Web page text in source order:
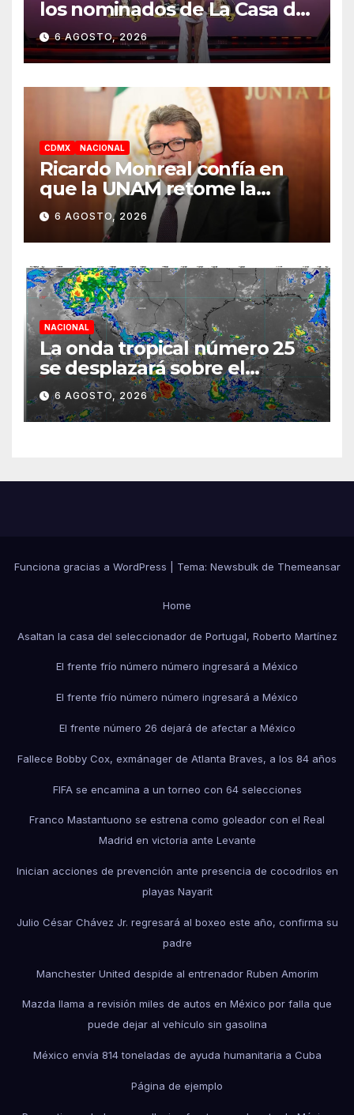
los nominados de La Casa de
los Famosos México 2026 en
la segunda semana
6 AGOSTO, 2026
CDMX NACIONAL
Ricardo Monreal confía en
que la UNAM retome la
normalidad e inicie el
semestre mediante el
diálogo
6 AGOSTO, 2026
NACIONAL
La onda tropical número 25
se desplazará sobre el
sureste mexicano
6 AGOSTO, 2026
Funciona gracias a WordPress Tema: Newsbulkde Themeansar
Home
Asaltan la casa del seleccionador de Portugal, Roberto Martínez
El frente frío número número ingresará a México
El frente frío número número ingresará a México
El frente número 26 dejará de afectar a México
Fallece Bobby Cox, exmánager de Atlanta Braves, a los 84 años
FIFA se encamina a un torneo con 64 selecciones
Franco Mastantuono se estrena como goleador con el Real
Madrid en victoria ante Levante
Inician acciones de prevención ante presencia de cocodrilos en
playas Nayarit
Julio César Chávez Jr. regresará al boxeo este año, confirma su
padre
Manchester United despide al entrenador Ruben Amorim
Mazda llama a revisión miles de autos en México por falla que
puede dejar al vehículo sin gasolina
México envía 814 toneladas de ayuda humanitaria a Cuba
Página de ejemplo